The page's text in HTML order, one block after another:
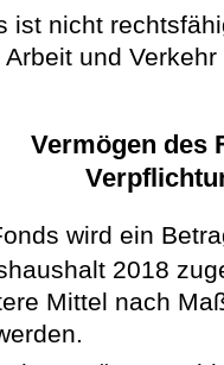
ist nicht
und
Vermögen des
wird ein
2018
Mittel nach